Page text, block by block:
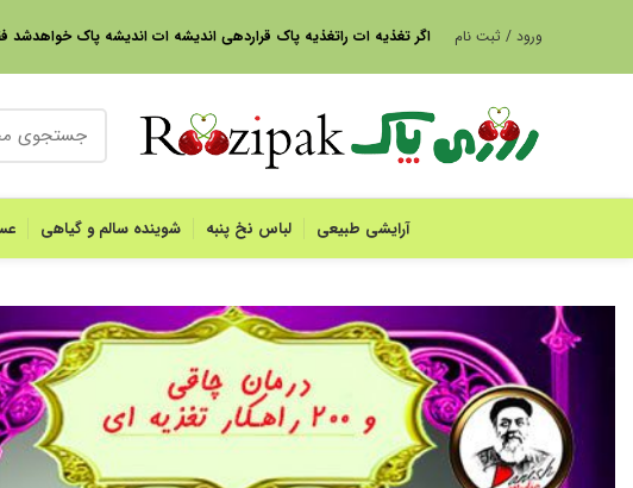
ورود / ثبت نام اگر تغذیه ات راتغذیه پاک قراردهی اندیشه ات اندیشه پاک
آرایشی طبیعی لباس نخ پنبه شوینده سالم و گیاهی